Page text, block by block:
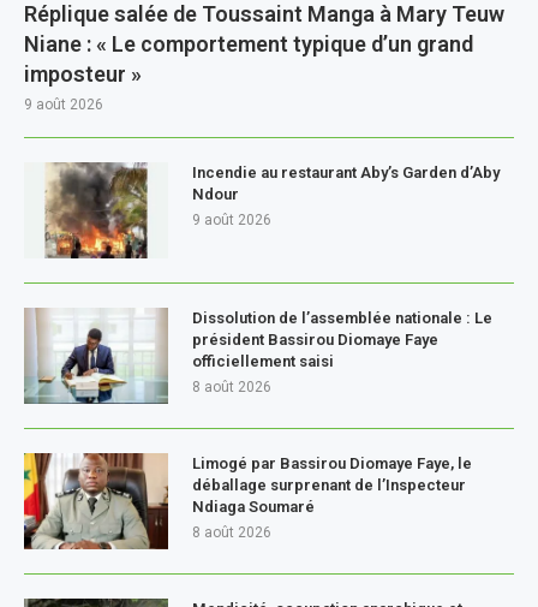
Réplique salée de Toussaint Manga à Mary Teuw
Niane : « Le comportement typique d’un grand
imposteur »
9 août 2026
Incendie au restaurant Aby’s Garden d’Aby
Ndour
9 août 2026
Dissolution de l’assemblée nationale : Le
président Bassirou Diomaye Faye
officiellement saisi
8 août 2026
Limogé par Bassirou Diomaye Faye, le
déballage surprenant de l’Inspecteur
Ndiaga Soumaré
8 août 2026